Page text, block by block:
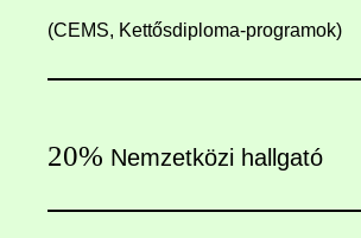
(CEMS, Kettősdiploma-programok)
20% Nemzetközi hallgató